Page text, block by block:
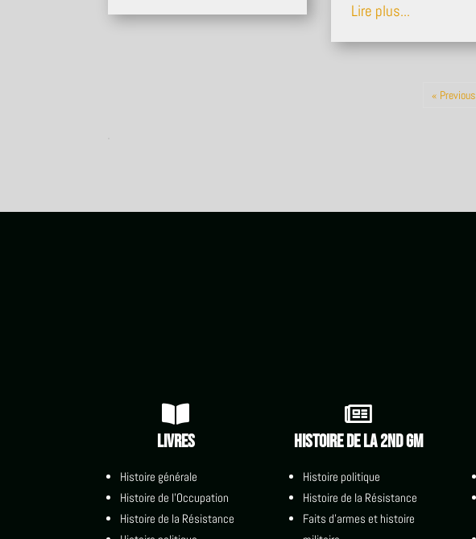
Lire plus...
« Previous

Livres
Histoire générale
Histoire de l'Occupation
Histoire de la Résistance

Histoire de la 2nd GM
Histoire politique
Histoire de la Résistance
Faits d'armes et histoire